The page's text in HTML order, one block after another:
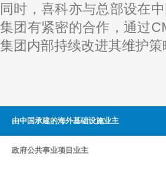
同时，喜科亦与总部设在
集团有紧密的合作，通过
集团内部持续改进其维护策
由中国承建的海外基础设施业主
政府公共事业项目业主